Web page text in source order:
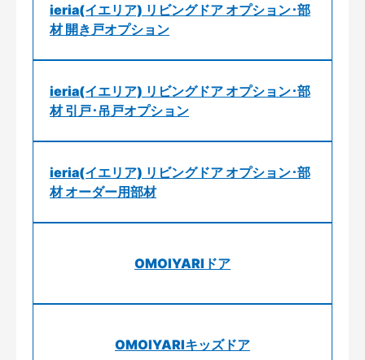
ieria(イエリア) リビングドア オプション･部
材 開き戸オプション
ieria(イエリア) リビングドア オプション･部
材 引戸･吊戸オプション
ieria(イエリア) リビングドア オプション･部
材 オーダー用部材
OMOIYARIドア
OMOIYARIキッズドア